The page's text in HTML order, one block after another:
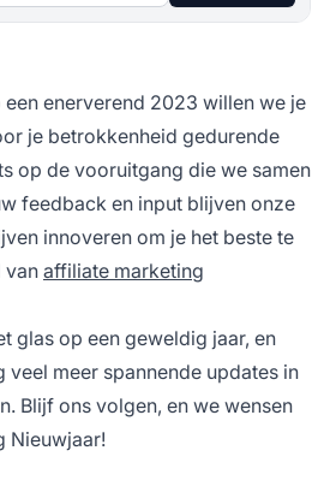
enerverend 2023 willen we je
je betrokkenheid gedurende
op de vooruitgang die we samen
feedback en input blijven onze
innoveren om je het beste te
van affiliate marketing
glas op een geweldig jaar, en
veel meer spannende updates in
Blijf ons volgen, en we wensen
Nieuwjaar!